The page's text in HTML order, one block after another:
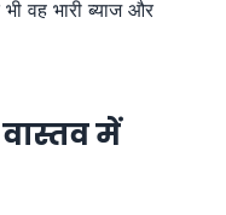
वह भारी ब्याज और
में